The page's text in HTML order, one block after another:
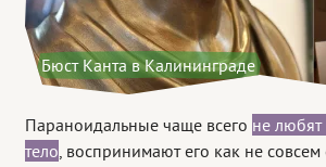
Бюст Канта в Калининграде
Параноидальные чаще всего не любят
тело, воспринимают его как не совсем